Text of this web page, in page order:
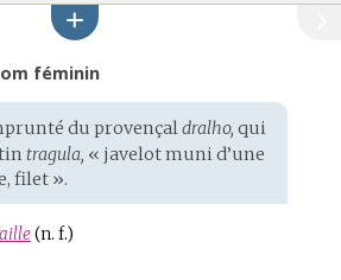
féminin
du provençaldralho, qui
tragula, « javelot muni d’une
filet ».
(n. f.)